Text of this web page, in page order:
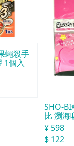
蠅殺手
1個入
SHO-
比 瀏海
¥ 598
$ 122